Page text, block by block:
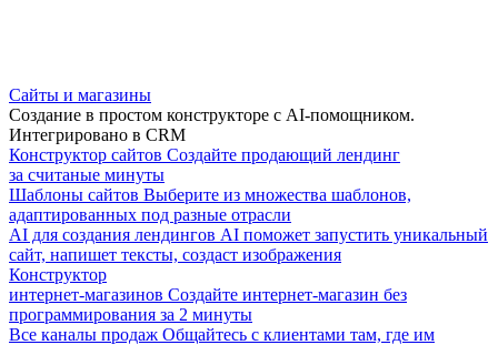
Сайты и магазины
Создание в простом конструкторе с AI-помощником.
Интегрировано в CRM
Конструктор сайтов Создайте продающий лендинг
за считаные минуты
Шаблоны сайтов Выберите из множества шаблонов,
адаптированных под разные отрасли
AI для создания лендингов AI поможет запустить уникальный
сайт, напишет тексты, создаст изображения
Конструктор
интернет-магазинов Создайте интернет-магазин без
программирования за 2 минуты
Все каналы продаж Общайтесь с клиентами там, где им